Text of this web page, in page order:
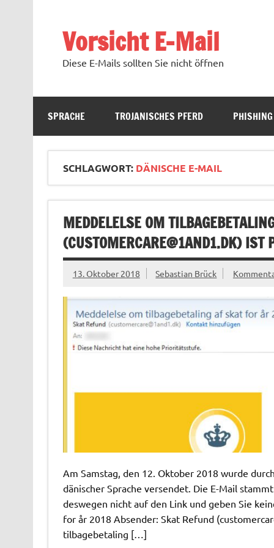
Vorsicht E-Mail
Diese E-Mails sollten Sie nicht öffnen
SPRACHE TROJANISCHES PFERD PHISHING
SCHLAGWORT: DÄNISCHE E-MAIL
MEDDELELSE OM
(CUSTOMERCARE@1AND1.DK) IST
13. Oktober 2018 Sebastian Brück
Am Samstag, den 12. Oktober 2018 wurde
dänischer Sprache versendet. Die E-Mail
deswegen nicht auf den Link und geben Sie
for år 2018 Absender: Skat Refund (
tilbagebetaling […]